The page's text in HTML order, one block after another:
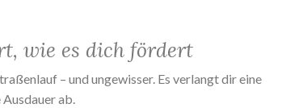
wie es dich fördert
– und ungewisser. Es verlangt dir eine
ab.